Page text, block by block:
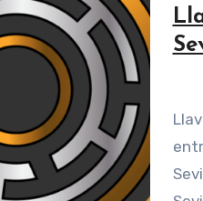
Llave Mayor Escape Room Sevilla es un negocio de